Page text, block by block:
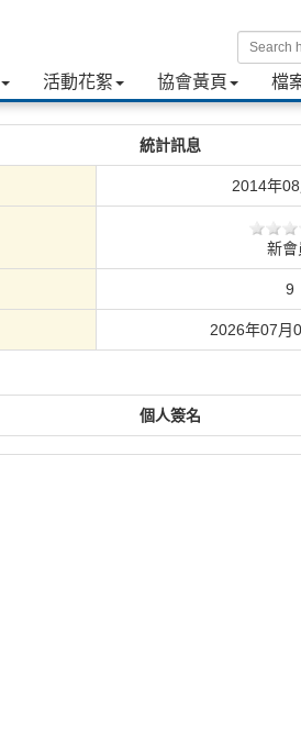
活動花絮 協會黃頁 檔
統計訊息
2014年
新會
9
2026年07月
個人簽名